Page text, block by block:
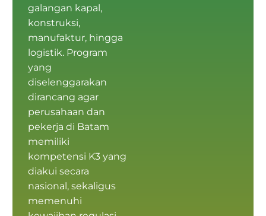
galangan kapal,
konstruksi,
manufaktur, hingga
logistik. Program
yang
diselenggarakan
dirancang agar
perusahaan dan
pekerja di Batam
memiliki
kompetensi K3 yang
diakui secara
nasional, sekaligus
memenuhi